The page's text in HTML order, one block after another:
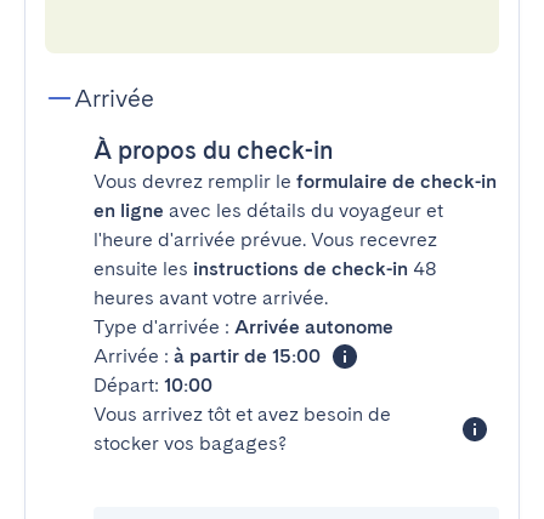
Arrivée
À propos du check-in
Vous devrez remplir le formulaire de check-in
en ligne avec les détails du voyageur et
l'heure d'arrivée prévue. Vous recevrez
ensuite les instructions de check-in 48
heures avant votre arrivée.
Type d'arrivée : Arrivée autonome
Arrivée : à partir de 15:00
Départ: 10:00
Vous arrivez tôt et avez besoin de
stocker vos bagages?